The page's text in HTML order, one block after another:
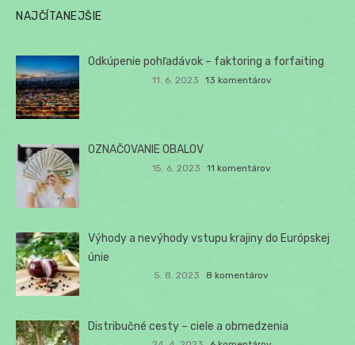
NAJČÍTANEJŠIE
Odkúpenie pohľadávok – faktoring a forfaiting
11. 6. 2023 13 komentárov
OZNAČOVANIE OBALOV
15. 6. 2023 11 komentárov
Výhody a nevýhody vstupu krajiny do Európskej
únie
5. 8. 2023 8 komentárov
Distribučné cesty – ciele a obmedzenia